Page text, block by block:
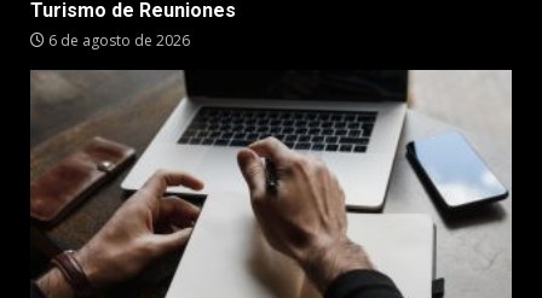
Turismo de Reuniones
6 de agosto de 2026